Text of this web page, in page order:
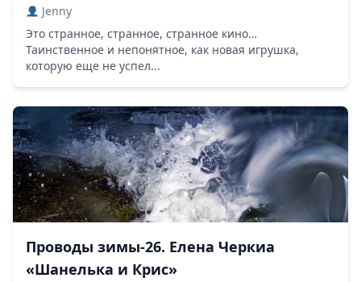
Jenny
Это странное, странное, странное кино…
Таинственное и непонятное, как новая игрушка,
которую еще не успел...
Проводы зимы-26. Елена Черкиа
«Шанелька и Крис»